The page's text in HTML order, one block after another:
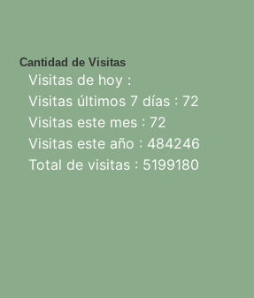
Cantidad de Visitas
Visitas de hoy :
Visitas últimos 7 días : 72
Visitas este mes : 72
Visitas este año : 484246
Total de visitas : 5199180